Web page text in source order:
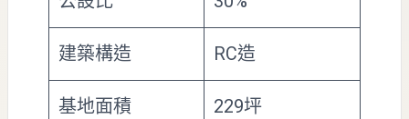
建築構造 RC造
基地面積 229坪